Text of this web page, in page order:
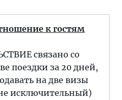
к гостям
связано со
поездки за 20 дней,
на две визы
исключительный)